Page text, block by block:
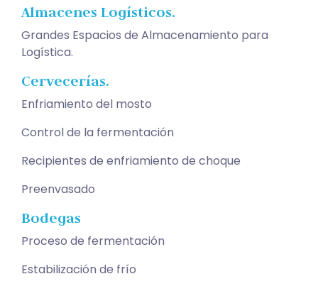
Almacenes Logísticos.
Grandes Espacios de Almacenamiento para
Logística.
Cervecerías.
Enfriamiento del mosto
Control de la fermentación
Recipientes de enfriamiento de choque
Preenvasado
Bodegas
Proceso de fermentación
Estabilización de frío